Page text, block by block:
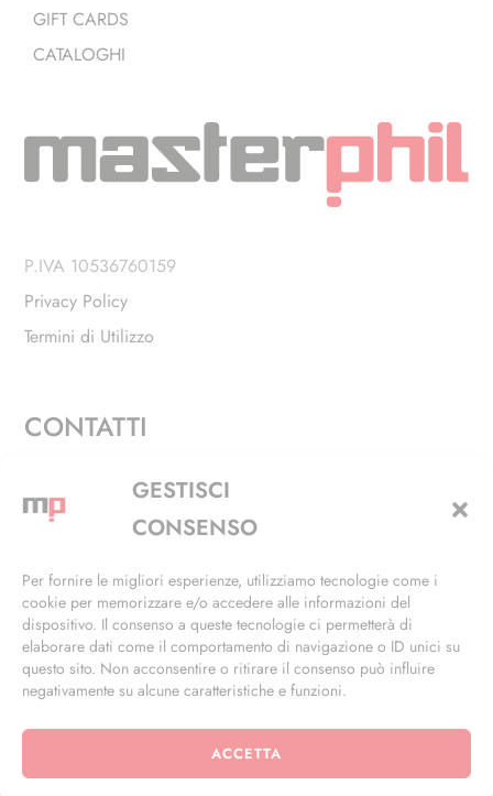
GESTISCI
CONSENSO
Per fornire le migliori esperienze, utilizziamo tecnologie come i
cookie per memorizzare e/o accedere alle informazioni del
dispositivo. Il consenso a queste tecnologie ci permetterà di
elaborare dati come il comportamento di navigazione o ID unici su
questo sito. Non acconsentire o ritirare il consenso può influire
negativamente su alcune caratteristiche e funzioni.
ACCETTA
GIFT CARDS
CATALOGHI
P.IVA 10536760159
Privacy Policy
Termini di Utilizzo
CONTATTI
Via Alfieri, 27 - Trezzano Sul Naviglio (MI)
+39 02 4846 3155
info@masterphil.it